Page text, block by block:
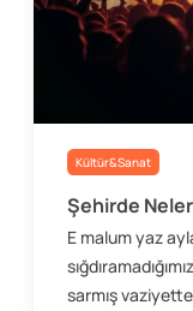
Kültür&Sanat
Şehirde
E malum yaz
sarmış